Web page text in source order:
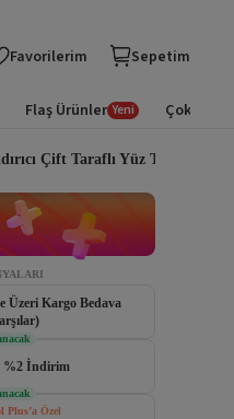
Favorilerim Sepetim
Flaş Ürünler Yeni Çok
Çift Taraflı Yüz Temizleme
Üzeri Kargo Bedava
%2 İndirim
Plus’a Özel